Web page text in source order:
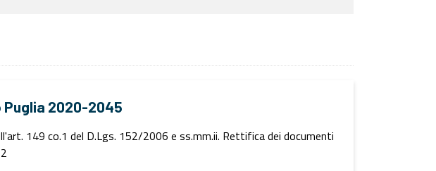
Puglia 2020-2045
149 co.1 del D.Lgs. 152/2006 e ss.mm.ii. Rettifica dei documenti